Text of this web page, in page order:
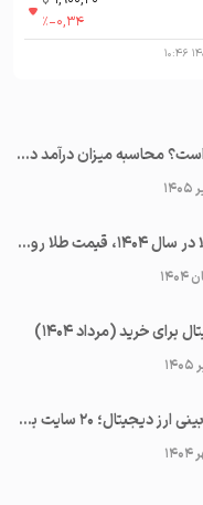
%-0,34
درآمد ماینرها چقدر است؟ محاسبه میزان درآمد دستگاه ماینینگ ارزهای دیجیتال
پیش بینی قیمت طلا در سال 1404، قیمت طلا روبه افزایش است یا کاهش؟
برای خرید (مرداد ۱۴۰۴)
بهترین سایت پیش بینی ارز دیجیتال؛ ۲0 سایت برتر تحلیل کریپتو